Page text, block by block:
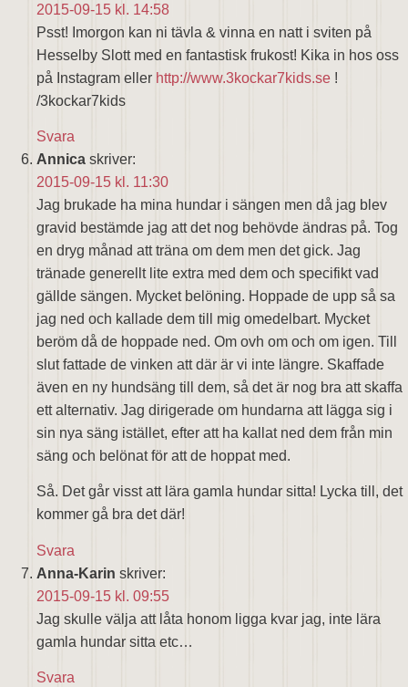
2015-09-15 kl. 14:58
Psst! Imorgon kan ni tävla & vinna en natt i sviten på
Hesselby Slott med en fantastisk frukost! Kika in hos oss
på Instagram eller http://www.3kockar7kids.se !
/3kockar7kids
Svara
Annica skriver:
2015-09-15 kl. 11:30
Jag brukade ha mina hundar i sängen men då jag blev
gravid bestämde jag att det nog behövde ändras på. Tog
en dryg månad att träna om dem men det gick. Jag
tränade generellt lite extra med dem och specifikt vad
gällde sängen. Mycket belöning. Hoppade de upp så sa
jag ned och kallade dem till mig omedelbart. Mycket
beröm då de hoppade ned. Om ovh om och om igen. Till
slut fattade de vinken att där är vi inte längre. Skaffade
även en ny hundsäng till dem, så det är nog bra att skaffa
ett alternativ. Jag dirigerade om hundarna att lägga sig i
sin nya säng istället, efter att ha kallat ned dem från min
säng och belönat för att de hoppat med.
Så. Det går visst att lära gamla hundar sitta! Lycka till, det
kommer gå bra det där!
Svara
Anna-Karin skriver:
2015-09-15 kl. 09:55
Jag skulle välja att låta honom ligga kvar jag, inte lära
gamla hundar sitta etc…
Svara